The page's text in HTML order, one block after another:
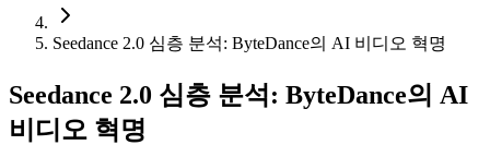
Seedance 2.0 심층 분석: ByteDance의 AI 비디오 혁명
Seedance 2.0 심층 분석: ByteDance의 AI
비디오 혁명